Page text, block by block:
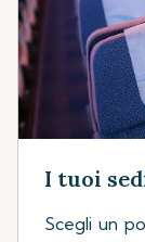
I tuoi
Scegli un